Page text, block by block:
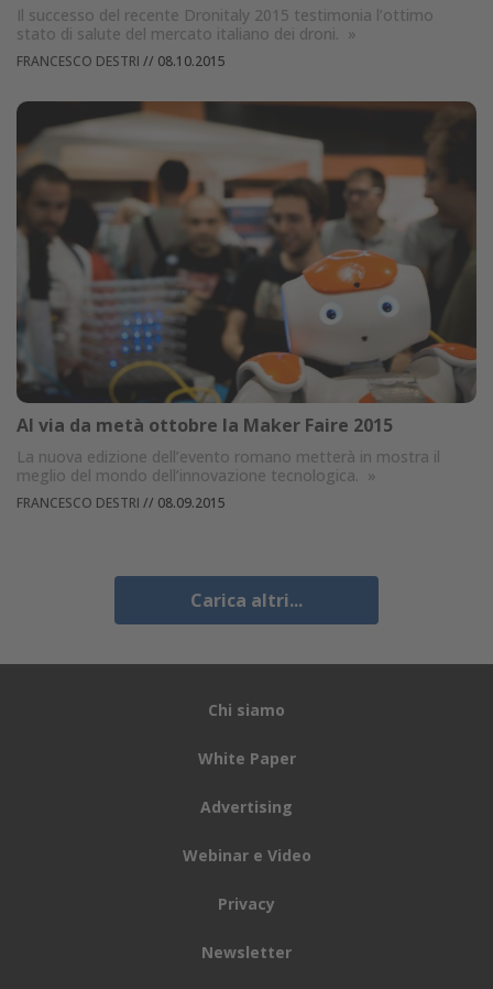
Il successo del recente Dronitaly 2015 testimonia l’ottimo
stato di salute del mercato italiano dei droni. »
FRANCESCO DESTRI // 08.10.2015
Al via da metà ottobre la Maker Faire 2015
La nuova edizione dell’evento romano metterà in mostra il
meglio del mondo dell’innovazione tecnologica. »
FRANCESCO DESTRI // 08.09.2015
Carica altri...
Chi siamo
White Paper
Advertising
Webinar e Video
Privacy
Newsletter